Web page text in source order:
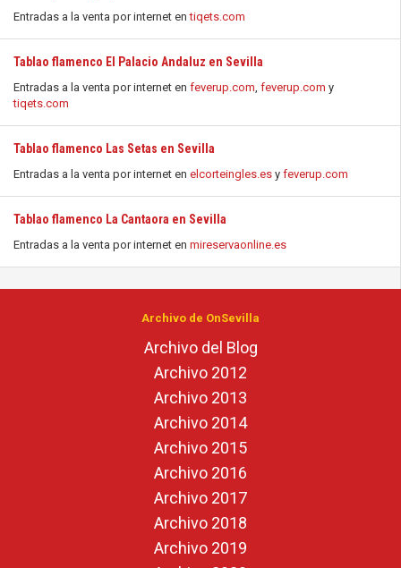
Entradas a la venta por internet entiqets.com
Tablao flamenco El Palacio Andaluz en Sevilla
Entradas a la venta por internet en feverup.com, feverup.com y
tiqets.com
Tablao flamenco Las Setas en Sevilla
Entradas a la venta por internet en elcorteingles.es y feverup.com
Tablao flamenco La Cantaora en Sevilla
Entradas a la venta por internet en mireservaonline.es
Archivo de OnSevilla
Archivo del Blog
Archivo 2012
Archivo 2013
Archivo 2014
Archivo 2015
Archivo 2016
Archivo 2017
Archivo 2018
Archivo 2019